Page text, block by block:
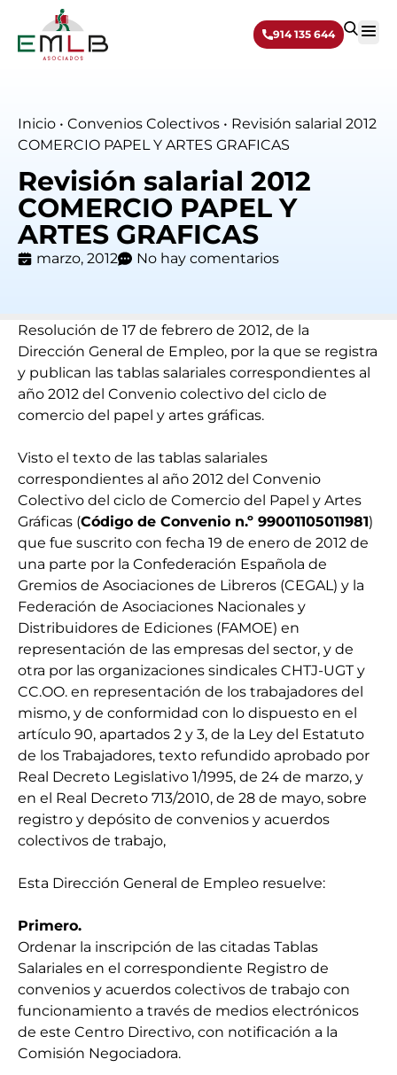
914 135 644
Inicio • Convenios Colectivos • Revisión salarial 2012
COMERCIO PAPEL Y ARTES GRAFICAS
Revisión salarial 2012
COMERCIO PAPEL Y
ARTES GRAFICAS
marzo, 2012 No hay comentarios
Resolución de 17 de febrero de 2012, de la
Dirección General de Empleo, por la que se registra
y publican las tablas salariales correspondientes al
año 2012 del Convenio colectivo del ciclo de
comercio del papel y artes gráficas.
Visto el texto de las tablas salariales
correspondientes al año 2012 del Convenio
Colectivo del ciclo de Comercio del Papel y Artes
Gráficas (Código de Convenio n.º 99001105011981)
que fue suscrito con fecha 19 de enero de 2012 de
una parte por la Confederación Española de
Gremios de Asociaciones de Libreros (CEGAL) y la
Federación de Asociaciones Nacionales y
Distribuidores de Ediciones (FAMOE) en
representación de las empresas del sector, y de
otra por las organizaciones sindicales CHTJ-UGT y
CC.OO. en representación de los trabajadores del
mismo, y de conformidad con lo dispuesto en el
artículo 90, apartados 2 y 3, de la Ley del Estatuto
de los Trabajadores, texto refundido aprobado por
Real Decreto Legislativo 1/1995, de 24 de marzo, y
en el Real Decreto 713/2010, de 28 de mayo, sobre
registro y depósito de convenios y acuerdos
colectivos de trabajo,
Esta Dirección General de Empleo resuelve:
Primero.
Ordenar la inscripción de las citadas Tablas
Salariales en el correspondiente Registro de
convenios y acuerdos colectivos de trabajo con
funcionamiento a través de medios electrónicos
de este Centro Directivo, con notificación a la
Comisión Negociadora.